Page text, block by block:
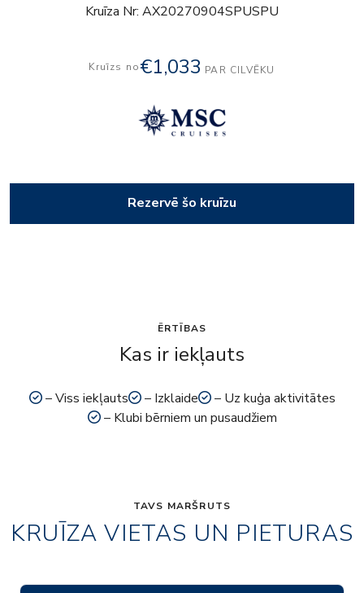
Kruīza Nr: AX20270904SPUSPU
Kruīzs no€1,033 PAR CILVĒKU
Rezervē šo kruīzu
ĒRTĪBAS
Kas ir iekļauts
– Viss iekļauts – Izklaide
– Uz kuģa aktivitātes
– Klubi bērniem un pusaudžiem
TAVS MARŠRUTS
KRUĪZA VIETAS UN PIETURAS